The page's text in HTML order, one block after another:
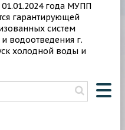
года МУПП
гарантирующей
систем
водоотведения г.
холодной воды и